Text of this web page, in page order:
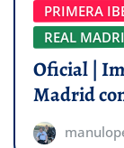
PRIMERA
REAL
Oficial |
Madrid